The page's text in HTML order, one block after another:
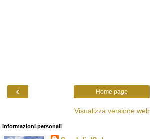
‹ Home page
Visualizza versione web
Informazioni personali